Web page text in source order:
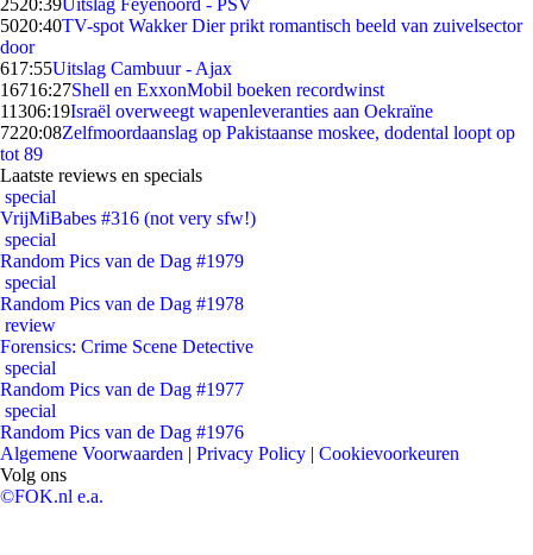
2520:39Uitslag Feyenoord - PSV
5020:40TV-spot Wakker Dier prikt romantisch beeld van zuivelsector
door
617:55Uitslag Cambuur - Ajax
16716:27Shell en ExxonMobil boeken recordwinst
11306:19Israël overweegt wapenleveranties aan Oekraïne
7220:08Zelfmoordaanslag op Pakistaanse moskee, dodental loopt op
tot 89
Laatste reviews en specials
special
VrijMiBabes #316 (not very sfw!)
special
Random Pics van de Dag #1979
special
Random Pics van de Dag #1978
review
Forensics: Crime Scene Detective
special
Random Pics van de Dag #1977
special
Random Pics van de Dag #1976
Algemene Voorwaarden | Privacy Policy | Cookievoorkeuren
Volg ons
©FOK.nl e.a.